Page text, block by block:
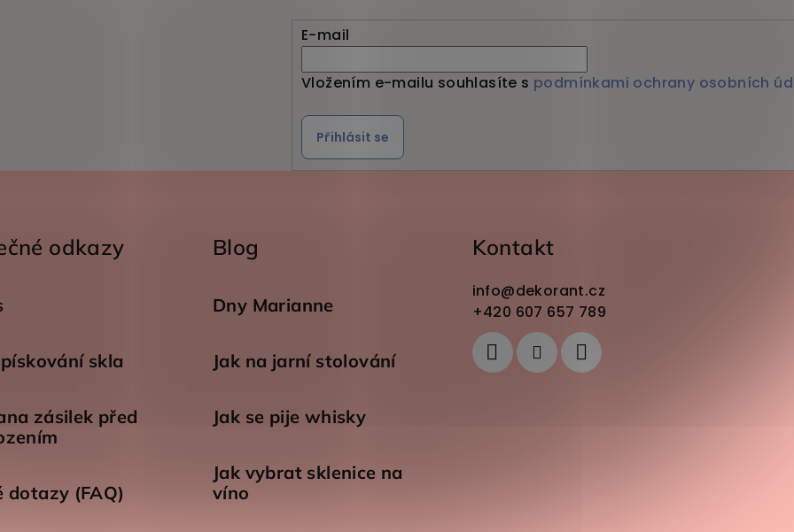
E-mail
Vložením e-mailu souhlasíte s podmínkami ochrany osobních
Přihlásit se
odkazy
skla
zásilek před
dotazy (FAQ)
Blog
Dny Marianne
Jak na jarní stolování
Jak se pije whisky
Jak vybrat sklenice na
víno
Kontakt
info@dekorant.cz
+420 607 657 789